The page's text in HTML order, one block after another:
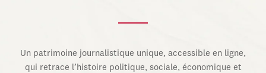
Un patrimoine journalistique unique, accessible en ligne,
qui retrace l’histoire politique, sociale, économique et